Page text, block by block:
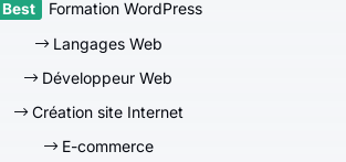
Formation WordPress
Langages Web
Développeur Web
Création site Internet
E-commerce